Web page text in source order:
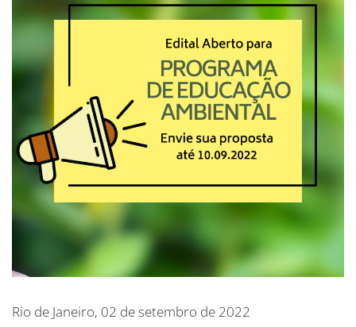
Rio de Janeiro, 02 de setembro de 2022